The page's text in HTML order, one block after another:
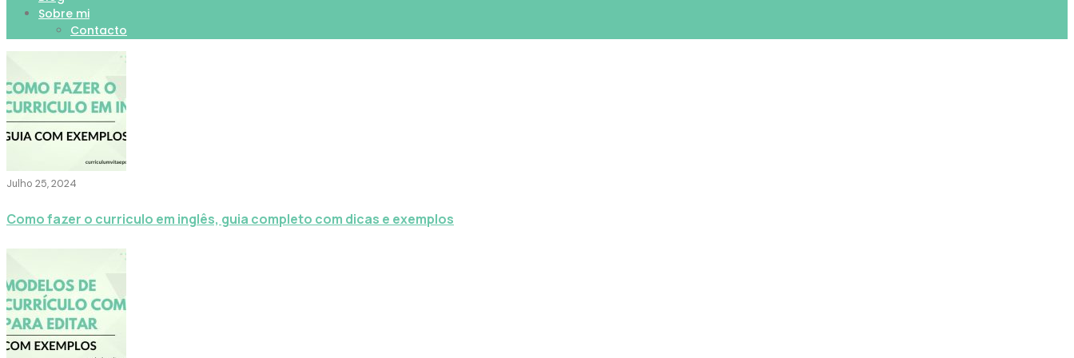
Sobre mi
Contacto
Julho 25, 2024
Como fazer o curriculo em inglês, guia completo com dicas e exemplos